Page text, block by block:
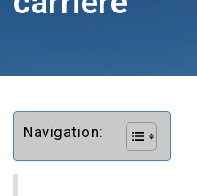
Navigation: